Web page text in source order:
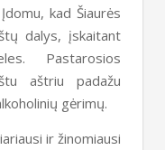
kad Šiaurės
dalys, įskaitant
Pastarosios
aštriu padažu
gėrimų.
ir žinomiausi